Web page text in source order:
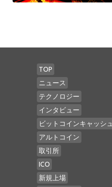
TOP
ニュース
テクノロジー
インタビュー
ビットコインキャッシュ
アルトコイン
取引所
ICO
新規上場